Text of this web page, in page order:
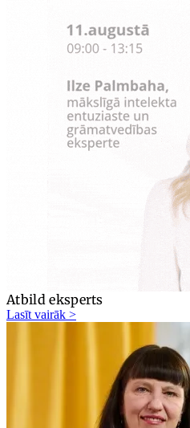
Atbild eksperts
Lasīt vairāk >